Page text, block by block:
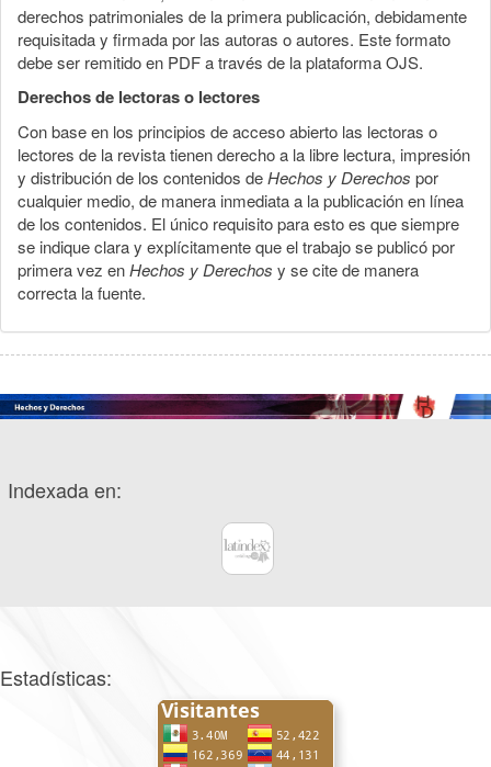
derechos patrimoniales de la primera publicación, debidamente
requisitada y firmada por las autoras o autores. Este formato
debe ser remitido en PDF a través de la plataforma OJS.
Derechos de lectoras o lectores
Con base en los principios de acceso abierto las lectoras o
lectores de la revista tienen derecho a la libre lectura, impresión
y distribución de los contenidos deHechos y Derechos por
cualquier medio, de manera inmediata a la publicación en línea
de los contenidos. El único requisito para esto es que siempre
se indique clara y explícitamente que el trabajo se publicó por
primera vez enHechos y Derechos y se cite de manera
correcta la fuente.
Indexada en:
Estadísticas: